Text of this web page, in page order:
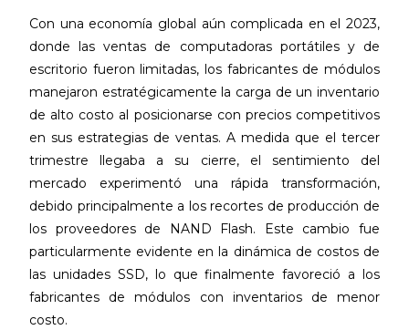
Con una economía global aún complicada en el 2023,
donde las ventas de computadoras portátiles y de
escritorio fueron limitadas, los fabricantes de módulos
manejaron estratégicamente la carga de un inventario
de alto costo al posicionarse con precios competitivos
en sus estrategias de ventas. A medida que el tercer
trimestre llegaba a su cierre, el sentimiento del
mercado experimentó una rápida transformación,
debido principalmente a los recortes de producción de
los proveedores de NAND Flash. Este cambio fue
particularmente evidente en la dinámica de costos de
las unidades SSD, lo que finalmente favoreció a los
fabricantes de módulos con inventarios de menor
costo.